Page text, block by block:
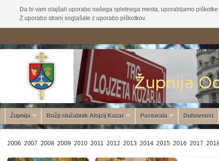
Da bi vam olajšali uporabo našega spletnega mesta, uporabljamo
Z uporabo strani soglašate z uporabo piškotkov.
Župnija Božji služabnik Alojzij Kozar Pastorala Duhovnost
2006 2007 2008 2009 2010 2011 2012 2013 2014 2015 2016 2017